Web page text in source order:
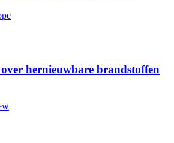
hernieuwbare brandstoffen